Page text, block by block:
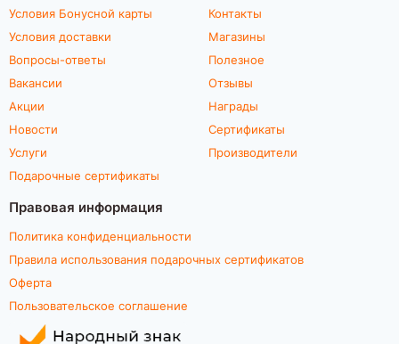
Условия Бонусной карты
Условия доставки
Вопросы-ответы
Вакансии
Акции
Новости
Услуги
Подарочные сертификаты
Контакты
Магазины
Полезное
Отзывы
Награды
Сертификаты
Производители
Правовая информация
Политика конфиденциальности
Правила использования подарочных сертификатов
Оферта
Пользовательское соглашение